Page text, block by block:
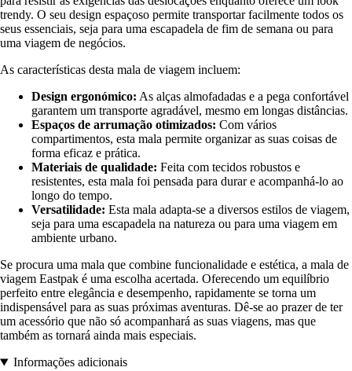
trendy. O seu design espaçoso permite transportar facilmente todos os
seus essenciais, seja para uma escapadela de fim de semana ou para
uma viagem de negócios.
As características desta mala de viagem incluem:
Design ergonómico: As alças almofadadas e a pega confortável
garantem um transporte agradável, mesmo em longas distâncias.
Espaços de arrumação otimizados: Com vários
compartimentos, esta mala permite organizar as suas coisas de
forma eficaz e prática.
Materiais de qualidade: Feita com tecidos robustos e
resistentes, esta mala foi pensada para durar e acompanhá-lo ao
longo do tempo.
Versatilidade: Esta mala adapta-se a diversos estilos de viagem,
seja para uma escapadela na natureza ou para uma viagem em
ambiente urbano.
Se procura uma mala que combine funcionalidade e estética, a mala de
viagem Eastpak é uma escolha acertada. Oferecendo um equilíbrio
perfeito entre elegância e desempenho, rapidamente se torna um
indispensável para as suas próximas aventuras. Dê-se ao prazer de ter
um acessório que não só acompanhará as suas viagens, mas que
também as tornará ainda mais especiais.
Informações adicionais